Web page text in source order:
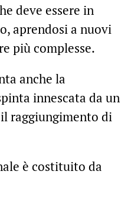
deve essere in
aprendosi a nuovi
più complesse.
anche la
innescata da un
raggiungimento di
è costituito da